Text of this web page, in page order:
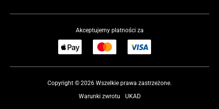
Akceptujemy płatności za
Copyright © 2026 Wszelkie prawa zastrzeżone.
UKAD
Warunki zwrotu